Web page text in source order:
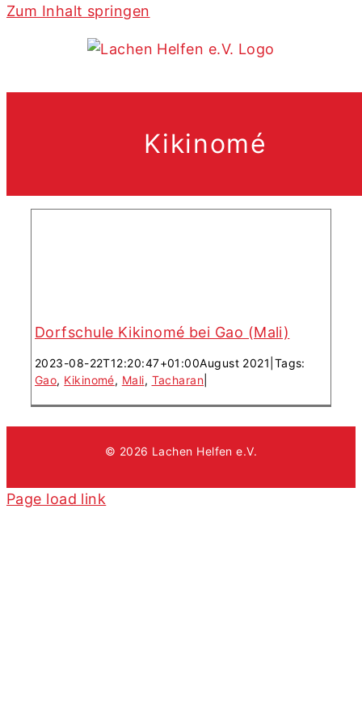
Zum Inhalt springen
Kikinomé
Dorfschule Kikinomé bei Gao (Mali)
2023-08-22T12:20:47+01:00August 2021 Tags:
Gao, Kikinomé, Mali, Tacharan
© 2026 Lachen Helfen e.V.
Page load link